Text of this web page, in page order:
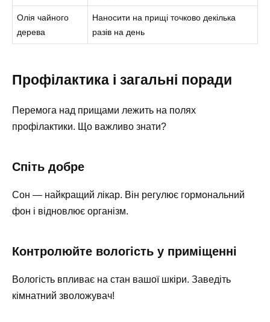
Олія чайного
дерева
Наносити на прищі точково декілька
разів на день
Профілактика і загальні поради
Перемога над прищами лежить на полях
профілактики. Що важливо знати?
Спіть добре
Сон — найкращий лікар. Він регулює гормональний
фон і відновлює організм.
Контролюйте вологість у приміщенні
Вологість впливає на стан вашої шкіри. Заведіть
кімнатний зволожувач!